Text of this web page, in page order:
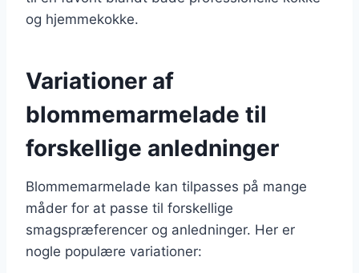
og hjemmekokke.
Variationer af
blommemarmelade til
forskellige anledninger
Blommemarmelade kan tilpasses på mange
måder for at passe til forskellige
smagspræferencer og anledninger. Her er
nogle populære variationer: